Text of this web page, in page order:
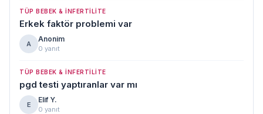
TÜP BEBEK & İNFERTILITE
Erkek faktör problemi var
A
Anonim
0 yanıt
TÜP BEBEK & İNFERTILITE
pgd testi yaptıranlar var mı
E
Elif Y.
0 yanıt